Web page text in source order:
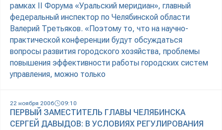
рамках II Форума «Уральский меридиан», главный
федеральный инспектор по Челябинской области
Валерий Третьяков. «Поэтому то, что на научно-
практической конференции будут обсуждаться
вопросы развития городского хозяйства, проблемы
повышения эффективности работы городских систем
управления, можно только
22 ноября 2006 09:10
ПЕРВЫЙ ЗАМЕСТИТЕЛЬ ГЛАВЫ ЧЕЛЯБИНСКА
СЕРГЕЙ ДАВЫДОВ: В УСЛОВИЯХ РЕГУЛИРОВАНИЯ